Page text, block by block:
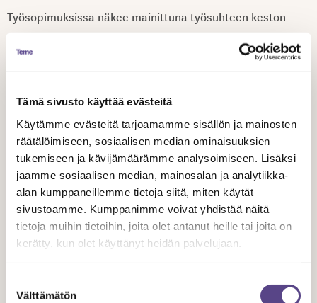
Tämä sivusto käyttää evästeitä
Käytämme evästeitä tarjoamamme sisällön ja mainosten
räätälöimiseen, sosiaalisen median ominaisuuksien
tukemiseen ja kävijämäärämme analysoimiseen. Lisäksi
jaamme sosiaalisen median, mainosalan ja analytiikka-
alan kumppaneillemme tietoja siitä, miten käytät
sivustoamme. Kumppanimme voivat yhdistää näitä
tietoja muihin tietoihin, joita olet antanut heille tai joita on
kerätty, kun olet käyttänyt heidän palvelujaan.
valinta
Välttämätön
Työsopimuksissa näkee mainittuna työsuhteen keston
kohdassa esim. näin: 1.5. – 1.7. yhteensä 248 tuntia.
Kyseinen 248 tuntia viittaisi jaksotyössä 31 työpäivään
Työntekijälle on olennaista sopia työnteon ajankohta ja
työpäivien määrä eli tietää koska hänen tulisi olla
työnantajan käytettävissä. Työtunteja lasketaan vasta
silloin, kun korvataan ylityötunteja.
LUE Elokuvan ja median ammattilaiset ry:n, ELMAN,
palkkasuositus, jossa on esimerkkejä palkan ja työajan
suhteesta jaksotyössä…
KYSY lisää Temen asiantuntijoilta…